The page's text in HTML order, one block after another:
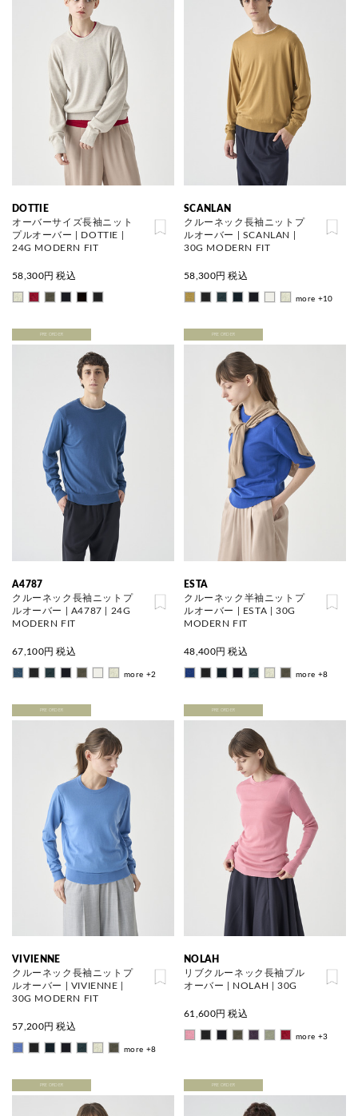
DOTTIE
オーバーサイズ長袖ニット
プルオーバー | DOTTIE |
24G MODERN FIT
58,300円 税込
SCANLAN
クルーネック長袖ニットプ
ルオーバー | SCANLAN |
30G MODERN FIT
58,300円 税込
more +10
PRE ORDER
A4787
クルーネック長袖ニットプ
ルオーバー | A4787 | 24G
MODERN FIT
67,100円 税込
more +2
PRE ORDER
ESTA
クルーネック半袖ニットプ
ルオーバー | ESTA | 30G
MODERN FIT
48,400円 税込
more +8
PRE ORDER
VIVIENNE
クルーネック長袖ニットプ
ルオーバー | VIVIENNE |
30G MODERN FIT
57,200円 税込
more +8
PRE ORDER
NOLAH
リブクルーネック長袖プル
オーバー | NOLAH | 30G
61,600円 税込
more +3
PRE ORDER PRE ORDER